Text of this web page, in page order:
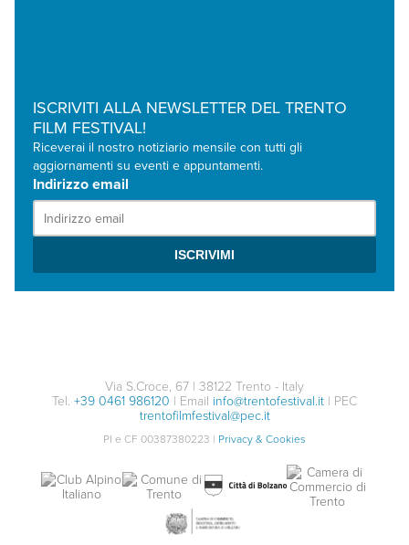
ISCRIVITI ALLA NEWSLETTER DEL TRENTO
FILM FESTIVAL!
Riceverai il nostro notiziario mensile con tutti gli
aggiornamenti su eventi e appuntamenti.
Indirizzo email
Via S.Croce, 67 | 38122 Trento - Italy
Tel. +39 0461 986120 | Email info@trentofestival.it | PEC
trentofilmfestival@pec.it
PI e CF 00387380223 | Privacy & Cookies